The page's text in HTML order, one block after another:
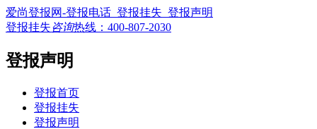
爱尚登报网-登报电话_登报挂失_登报声明
登报挂失咨询热线： 400-807-2030
登报声明
登报首页
登报挂失
登报声明